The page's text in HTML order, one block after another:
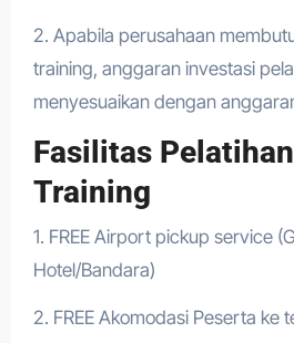
2. Apabila perusahaan
training, anggaran investasi
menyesuaikan dengan
Fasilitas
Training
1. FREE Airport pickup service
Hotel/Bandara)
2. FREE Akomodasi Peserta ke